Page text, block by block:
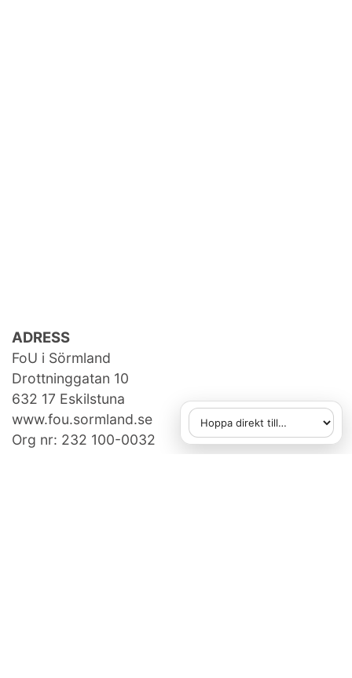
ADRESS
FoU i Sörmland
Drottninggatan 10
632 17 Eskilstuna
www.fou.sormland.se
Org nr: 232 100-0032
Hoppa direkt till
När du väljer ett alternativ